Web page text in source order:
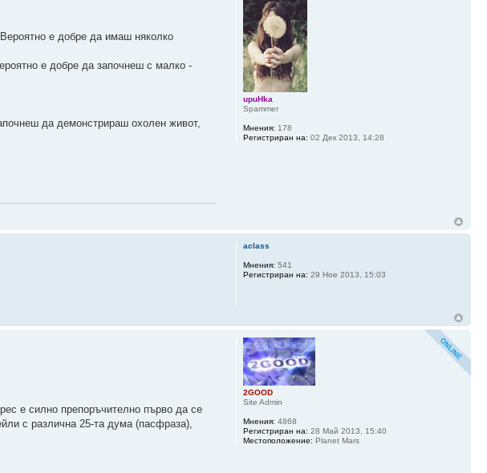
е добре да имаш няколко
е добре да започнеш с малко -
да демонстрираш охолен живот,
upuHka
Spammer
Мнения: 178
Регистриран на: 02 Дек 2013, 14:28
aclass
Мнения: 541
Регистриран на: 29 Ное 2013, 15:03
е силно препоръчително първо да се
с различна 25-та дума (пасфраза),
2GOOD
Site Admin
Мнения: 4868
Регистриран на: 28 Май 2013, 15:40
Местоположение: Planet Mars